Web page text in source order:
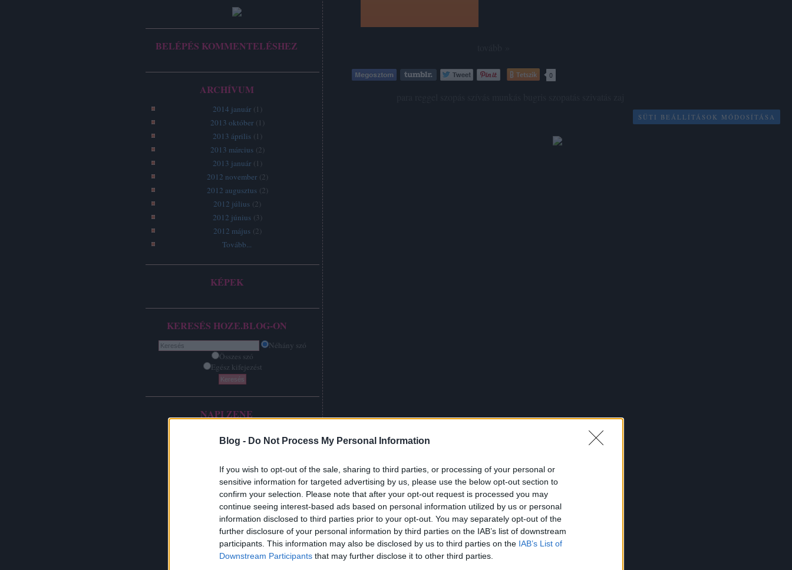
Blog - Do Not Process My Personal Information
If you wish to opt-out of the sale, sharing to third parties, or processing of your personal or
sensitive information for targeted advertising by us, please use the below opt-out section to
confirm your selection. Please note that after your opt-out request is processed you may
continue seeing interest-based ads based on personal information utilized by us or personal
information disclosed to third parties prior to your opt-out. You may separately opt-out of the
further disclosure of your personal information by third parties on the IAB’s list of downstream
participants. This information may also be disclosed by us to third parties on the IAB’s List of
Downstream Participants that may further disclose it to other third parties.
BELÉPÉS KOMMENTELÉSHEZ
ARCHÍVUM
2014 január ( 1 )
2013 október ( 1 )
2013 április ( 1 )
2013 március (2)
2013 január ( 1 )
2012 november (2)
2012 augusztus (2)
2012 július (2)
2012 június (3 )
2012 május (2)
Tovább...
KÉPEK
KERESÉS HOZE.BLOG-ON
Néhány szó
Összes szó
Egész kifejezést
NAPI ZENE
Tetszik 0
SÜTI BEÁLLÍTÁSOK MÓDOSÍTÁSA